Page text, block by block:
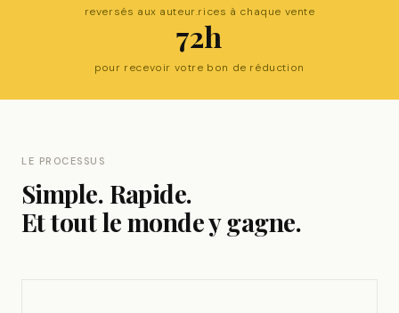
reversés aux auteur.rices à chaque vente
72h
pour recevoir votre bon de réduction
LE PROCESSUS
Simple. Rapide.
Et tout le monde y gagne.